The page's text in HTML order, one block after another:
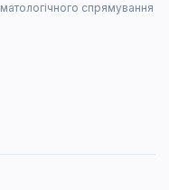
спрямування